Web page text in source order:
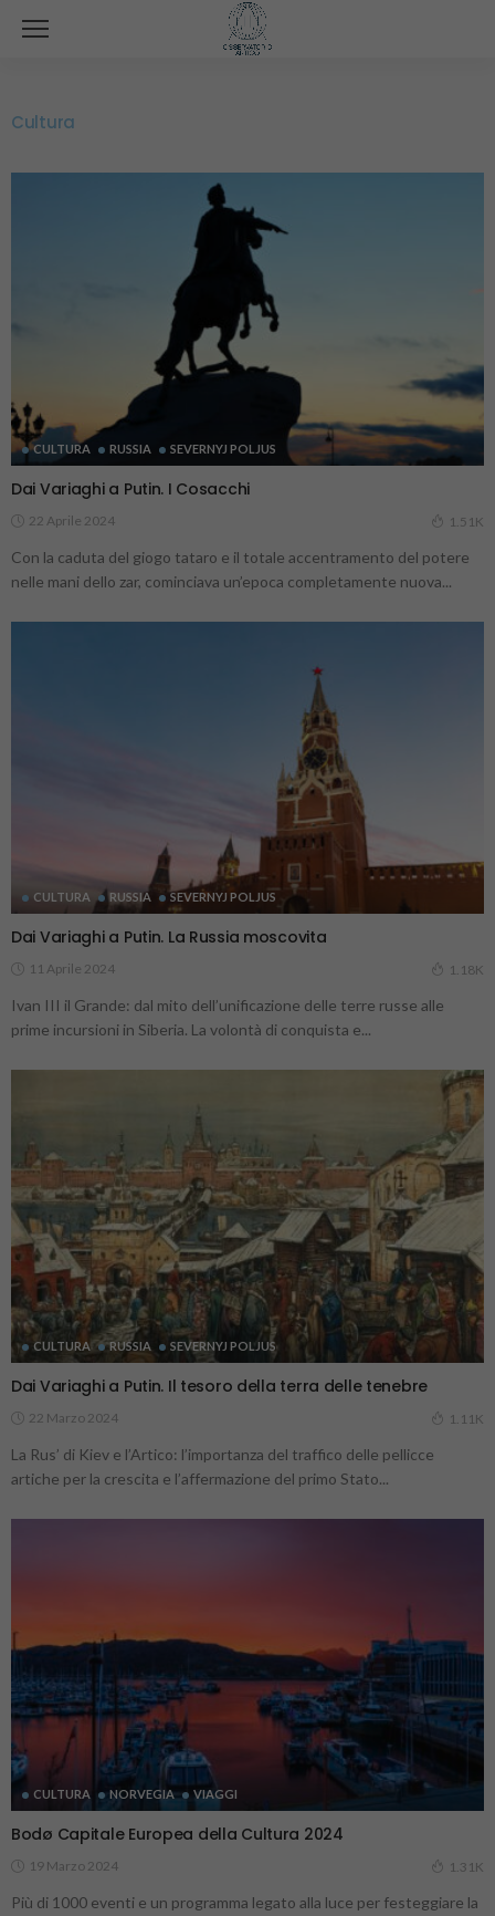
Cultura
CULTURA RUSSIA SEVERNYJ POLJUS
Dai Variaghi a Putin. I Cosacchi
22 Aprile 2024 1.51K
Con la caduta del giogo tataro e il totale accentramento del potere
nelle mani dello zar, cominciava un’epoca completamente nuova...
CULTURA RUSSIA SEVERNYJ POLJUS
Dai Variaghi a Putin. La Russia moscovita
11 Aprile 2024 1.18K
Ivan III il Grande: dal mito dell’unificazione delle terre russe alle
prime incursioni in Siberia. La volontà di conquista e...
CULTURA RUSSIA SEVERNYJ POLJUS
Dai Variaghi a Putin. Il tesoro della terra delle tenebre
22 Marzo 2024 1.11K
La Rus’ di Kiev e l’Artico: l’importanza del traffico delle pellicce
artiche per la crescita e l’affermazione del primo Stato...
CULTURA NORVEGIA VIAGGI
Bodø Capitale Europea della Cultura 2024
19 Marzo 2024 1.31K
Più di 1000 eventi e un programma legato alla luce per festeggiare la